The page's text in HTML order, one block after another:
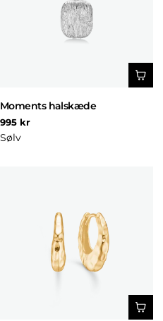
Moments halskæde
Normal
pris
995 kr
Sølv